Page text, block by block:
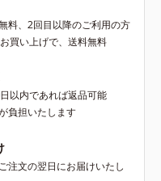
により国内化粧品業界にお
該当文献がないことを確認（ポ
料、2回目以降のご利用の方
買い上げで、送料無料
以内であれば返品可能
負担いたします
注文の翌日にお届けいたし